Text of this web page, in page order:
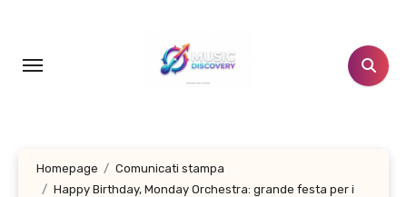
contenuto
Homepage
Comunicati stampa
Happy Birthday, Monday Orchestra: grande festa per i